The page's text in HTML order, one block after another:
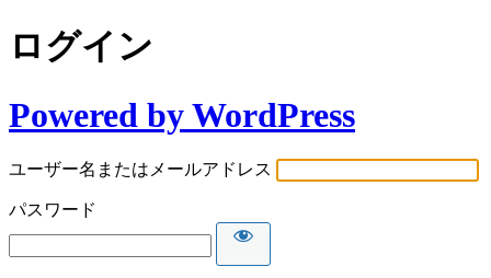
ログイン
Powered by WordPress
ユーザー名またはメールアドレス
パスワード